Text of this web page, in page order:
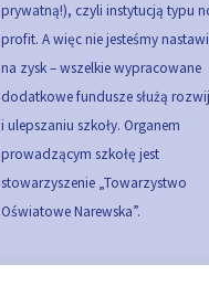
prywatną!), czyli instytucją typu
profit. A więc nie jesteśmy
na zysk – wszelkie wypracowane
dodatkowe fundusze służą
i ulepszaniu szkoły. Organem
prowadzącym szkołę jest
stowarzyszenie „Towarzystwo
Oświatowe Narewska”.